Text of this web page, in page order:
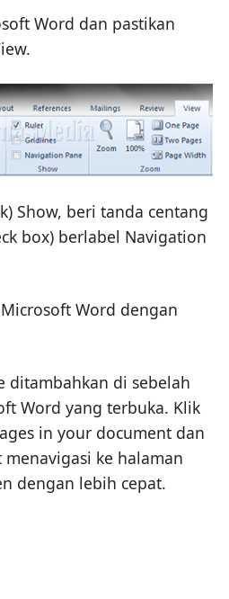
Word dan pastikan
Show, beri tanda centang
box) berlabel Navigation
ditambahkan di sebelah
Word yang terbuka. Klik
in your document dan
ke halaman
dengan lebih cepat.